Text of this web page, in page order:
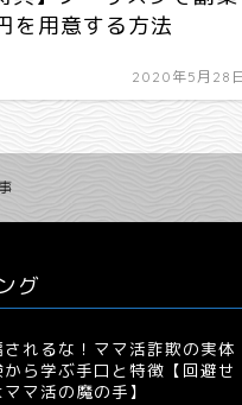
を用意する方法
2020年5月28
グ
されるな！ママ活詐欺の実体
から学ぶ手口と特徴【回避せ
ママ活の魔の手】